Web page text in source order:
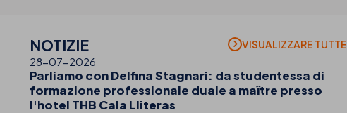
NOTIZIE VISUALIZZARE TUTTE
28-07-2026
Parliamo con Delfina Stagnari: da studentessa di
formazione professionale duale a maître presso
l'hotel THB Cala Lliteras